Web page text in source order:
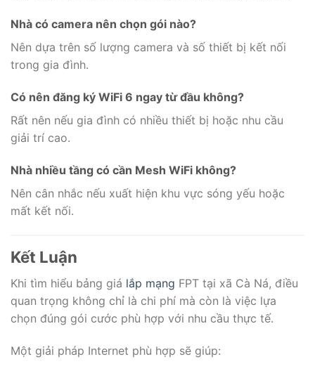
Nhà có camera nên chọn gói nào?
Nên dựa trên số lượng camera và số thiết bị kết nối
trong gia đình.
Có nên đăng ký WiFi 6 ngay từ đầu không?
Rất nên nếu gia đình có nhiều thiết bị hoặc nhu cầu
giải trí cao.
Nhà nhiều tầng có cần Mesh WiFi không?
Nên cân nhắc nếu xuất hiện khu vực sóng yếu hoặc
mất kết nối.
Kết Luận
Khi tìm hiểu bảng giá lắp mạng FPT tại xã Cà Ná, điều
quan trọng không chỉ là chi phí mà còn là việc lựa
chọn đúng gói cước phù hợp với nhu cầu thực tế.
Một giải pháp Internet phù hợp sẽ giúp: